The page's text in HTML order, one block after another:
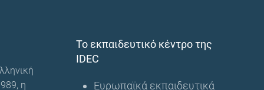
η
Το εκπαιδευτικό κέντρο της
IDEC
Ευρωπαϊκά εκπαιδευτικά